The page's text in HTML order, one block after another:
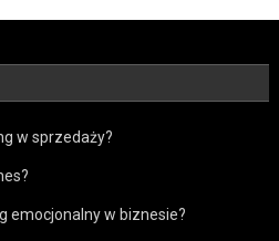
w sprzedaży?
emocjonalny w biznesie?